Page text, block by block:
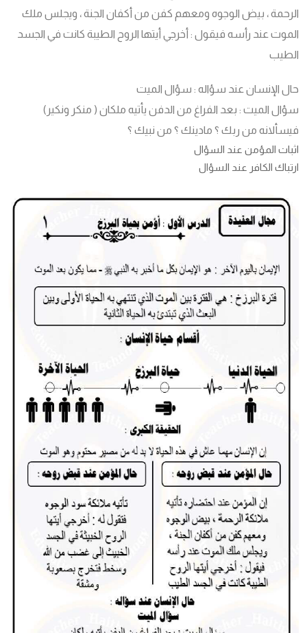
الرحمة ، بيض الوجوه ومعهم كفن من أكفان الجنة ، ويجلس ملك
الموت عند رأسه فيقول : أخرجي أيتها الروح الطيبة كانت في الجسد
الطيب
حال الإنسان عند سؤاله : سؤال الميت
سؤال الميت : بعد الفراغ من الدفن يأتيه ملكان ( منكر ونكير)
فيسألانه من ربك ؟ مادينك ؟ من نبيك ؟
اثبات المؤمن عند السؤال
ارتباك الكافر عند السؤال